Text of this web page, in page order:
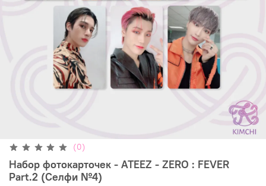
(0)
Набор фотокарточек - ATEEZ - ZERO : FEVER
Part.2 (Селфи №4)